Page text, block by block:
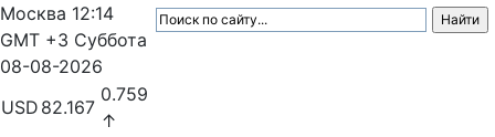
Москва 12:14
GMT +3 Суббота
08-08-2026
USD 82.167
0.759
↑